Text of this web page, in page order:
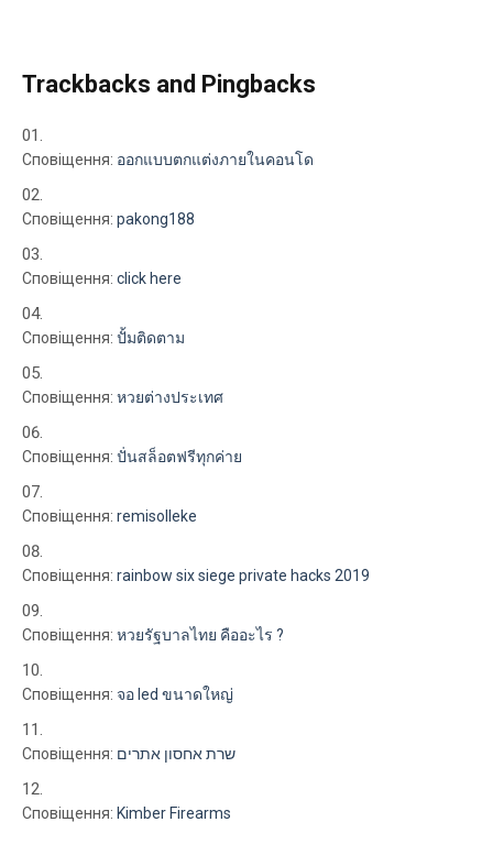
Trackbacks and Pingbacks
Сповіщення: ออกแบบตกแต่งภายในคอนโด
Сповіщення: pakong188
Сповіщення: click here
Сповіщення: ปั้มติดตาม
Сповіщення: หวยต่างประเทศ
Сповіщення: ปั่นสล็อตฟรีทุกค่าย
Сповіщення: remisolleke
Сповіщення: rainbow six siege private hacks 2019
Сповіщення: หวยรัฐบาลไทย คืออะไร ?
Сповіщення: จอ led ขนาดใหญ่
Сповіщення: שרת אחסון אתרים
Сповіщення: Kimber Firearms